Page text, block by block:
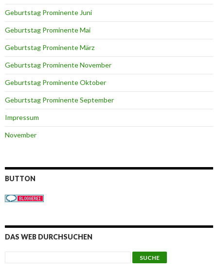
Geburtstag Prominente Juni
Geburtstag Prominente Mai
Geburtstag Prominente März
Geburtstag Prominente November
Geburtstag Prominente Oktober
Geburtstag Prominente September
Impressum
November
BUTTON
DAS WEB DURCHSUCHEN